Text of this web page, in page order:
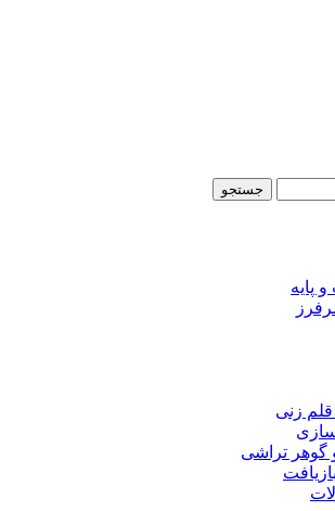
جستجو
پایه
زنی
تراشی